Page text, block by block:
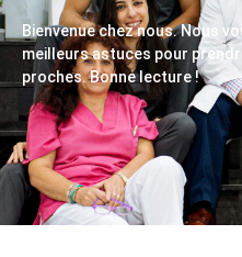
Bienvenue chez nous. Nous
meilleurs astuces pour
proches. Bonne lecture !